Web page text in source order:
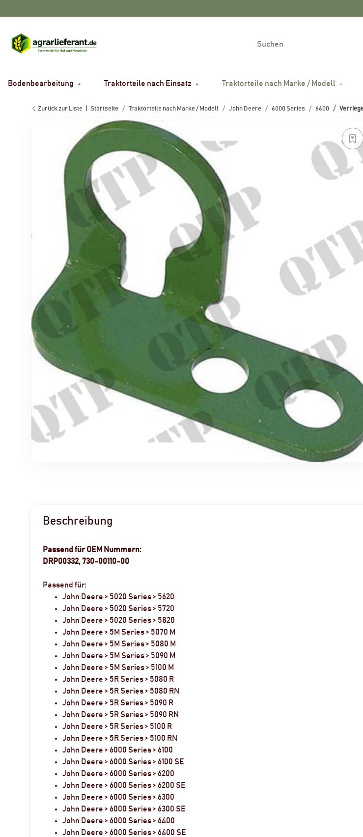
Bodenbearbeitung Traktorteile nach Einsatz Traktorteile nach Marke / Modell
Zurück zur Liste Startseite Traktorteile nach Marke / Modell John Deere 6000 Series 6600
Beschreibung
Passend für OEM Nummern:
DRP00332, 730-00110-00
Passend für:
John Deere > 5020 Series > 5620
John Deere > 5020 Series > 5720
John Deere > 5020 Series > 5820
John Deere > 5M Series > 5070 M
John Deere > 5M Series > 5080 M
John Deere > 5M Series > 5090 M
John Deere > 5M Series > 5100 M
John Deere > 5R Series > 5080 R
John Deere > 5R Series > 5080 RN
John Deere > 5R Series > 5090 R
John Deere > 5R Series > 5090 RN
John Deere > 5R Series > 5100 R
John Deere > 5R Series > 5100 RN
John Deere > 6000 Series > 6100
John Deere > 6000 Series > 6100 SE
John Deere > 6000 Series > 6200
John Deere > 6000 Series > 6200 SE
John Deere > 6000 Series > 6300
John Deere > 6000 Series > 6300 SE
John Deere > 6000 Series > 6400
John Deere > 6000 Series > 6400 SE